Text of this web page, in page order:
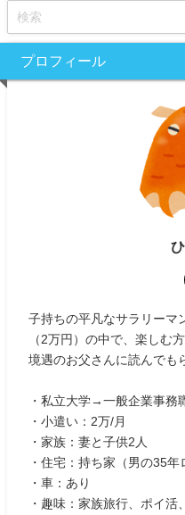
プロフィール
子持ちの平凡なサラリーマ
（2万円）の中で、楽しむ
境遇のお父さんに読んでも
・私立大学→一般企業事務
・小遣い：2万/月
・家族：妻と子供2人
・住宅：持ち家（男の35年
・車：あり
・趣味：家族旅行、ポイ活